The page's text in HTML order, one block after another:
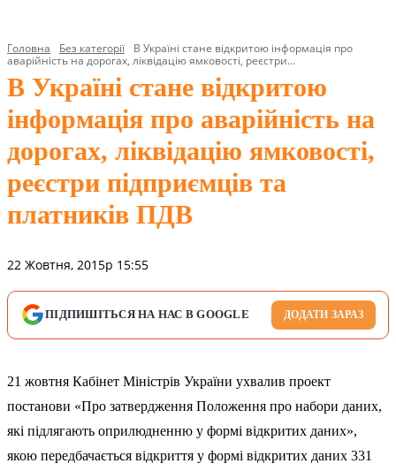
Головна Без категорії
В Україні стане відкритою інформація про
аварійність на дорогах, ліквідацію ямковості, реєстри...
В Україні стане відкритою
інформація про аварійність на
дорогах, ліквідацію ямковості,
реєстри підприємців та
платників ПДВ
22 Жовтня, 2015р 15:55
ПІДПИШІТЬСЯ НА НАС В GOOGLE ДОДАТИ ЗАРАЗ
21 жовтня Кабінет Міністрів України ухвалив проект
постанови «Про затвердження Положення про набори даних,
які підлягають оприлюдненню у формі відкритих даних»,
якою передбачається відкриття у формі відкритих даних 331